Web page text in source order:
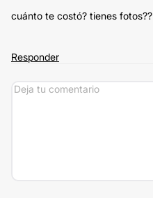
cuánto te costó? tienes fotos??
Responder